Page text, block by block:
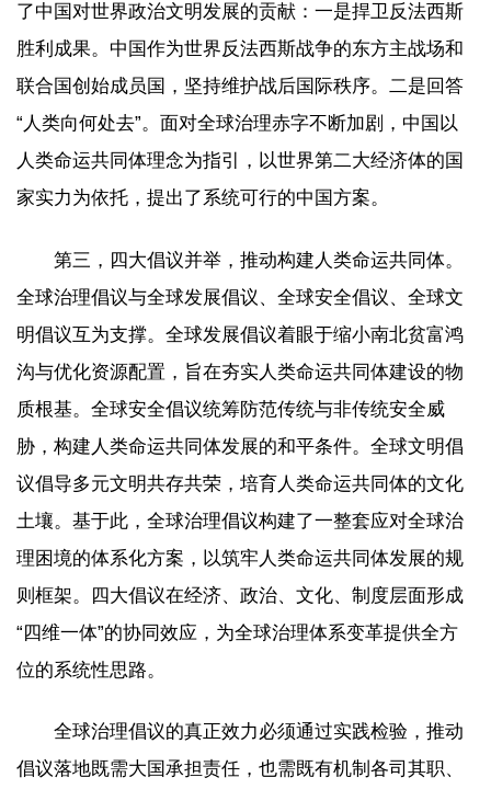
了中国对世界政治文明发展的贡献：一是捍卫反法西斯
胜利成果。中国作为世界反法西斯战争的东方主战场和
联合国创始成员国，坚持维护战后国际秩序。二是回答
“人类向何处去”。面对全球治理赤字不断加剧，中国以
人类命运共同体理念为指引，以世界第二大经济体的国
家实力为依托，提出了系统可行的中国方案。
第三，四大倡议并举，推动构建人类命运共同体。
全球治理倡议与全球发展倡议、全球安全倡议、全球文
明倡议互为支撑。全球发展倡议着眼于缩小南北贫富鸿
沟与优化资源配置，旨在夯实人类命运共同体建设的物
质根基。全球安全倡议统筹防范传统与非传统安全威
胁，构建人类命运共同体发展的和平条件。全球文明倡
议倡导多元文明共存共荣，培育人类命运共同体的文化
土壤。基于此，全球治理倡议构建了一整套应对全球治
理困境的体系化方案，以筑牢人类命运共同体发展的规
则框架。四大倡议在经济、政治、文化、制度层面形成
“四维一体”的协同效应，为全球治理体系变革提供全方
位的系统性思路。
全球治理倡议的真正效力必须通过实践检验，推动
倡议落地既需大国承担责任，也需既有机制各司其职、